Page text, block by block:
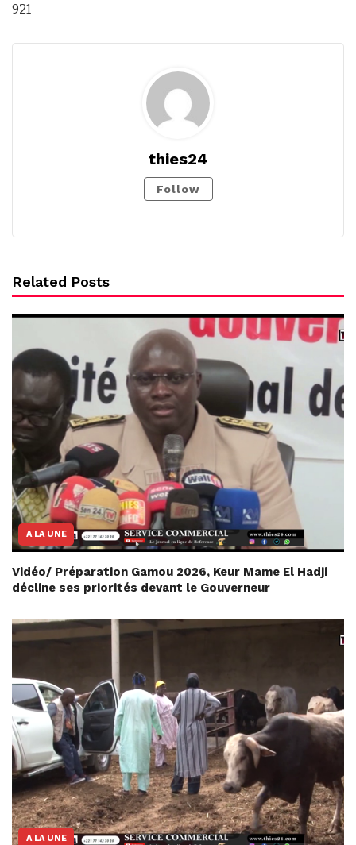
921
thies24
Follow
Related Posts
A LA UNE
Vidéo/ Préparation Gamou 2026, Keur Mame El Hadji
décline ses priorités devant le Gouverneur
A LA UNE